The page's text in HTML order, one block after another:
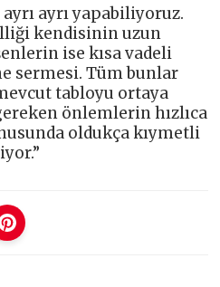
ayrı yapabiliyoruz.
kendisinin uzun
ise kısa vadeli
sermesi. Tüm bunlar
tabloyu ortaya
önlemlerin hızlıca
oldukça kıymetli